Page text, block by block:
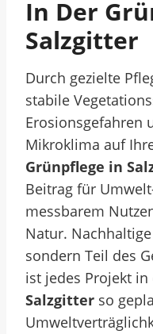
In Der
Salzgitter
Durch gezielte
stabile
Erosionsgefahren
Mikroklima auf
Grünpflege in
Beitrag für
messbarem
Natur.
sondern Teil des
ist jedes Projekt in
Salzgitter so